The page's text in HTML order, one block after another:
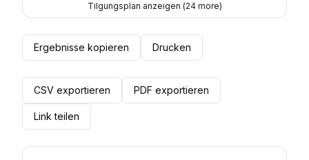
Tilgungsplan anzeigen (24more)
Ergebnisse kopieren Drucken
CSV exportieren PDF exportieren
Link teilen